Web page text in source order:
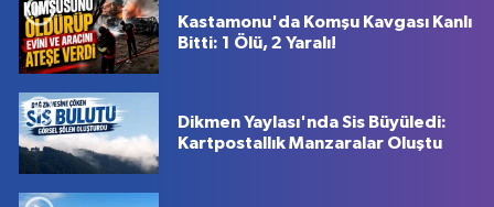
Kastamonu'da Komşu Kavgası Kanlı
Bitti: 1 Ölü, 2 Yaralı!
Dikmen Yaylası'nda Sis Büyüledi:
Kartpostallık Manzaralar Oluştu